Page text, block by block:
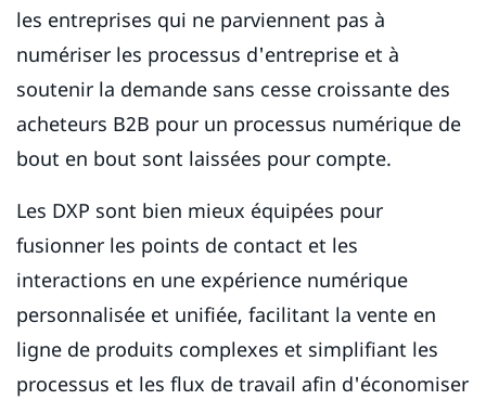
les entreprises qui ne parviennent pas à
numériser les processus d'entreprise et à
soutenir la demande sans cesse croissante des
acheteurs B2B pour un processus numérique de
bout en bout sont laissées pour compte.
Les DXP sont bien mieux équipées pour
fusionner les points de contact et les
interactions en une expérience numérique
personnalisée et unifiée, facilitant la vente en
ligne de produits complexes et simplifiant les
processus et les flux de travail afin d'économiser